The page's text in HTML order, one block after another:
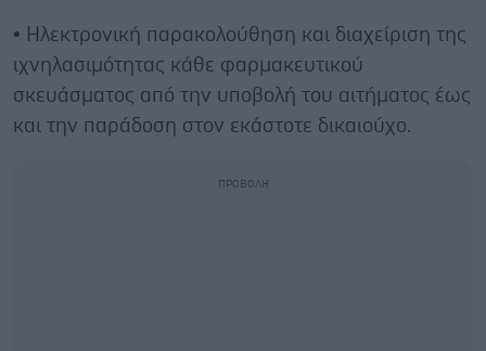
• Ηλεκτρονική παρακολούθηση και διαχείριση της
ιχνηλασιμότητας κάθε φαρμακευτικού
σκευάσματος από την υποβολή του αιτήματος έως
και την παράδοση στον εκάστοτε δικαιούχο.